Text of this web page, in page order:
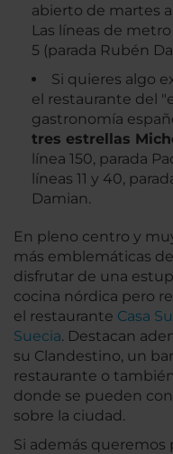
abierto de martes a
Las líneas de
5 (parada Rubén
Si quieres algo
el restaurante del
gastronomía
tres estrellas
línea 150, parada
líneas 11 y 40,
Damian.
En pleno centro y
más emblemáticas
disfrutar de una
cocina nórdica pero
el restaurante Casa
Suecia. Destacan
su Clandestino, un
restaurante o
donde se pueden
sobre la ciudad.
Si además queremos